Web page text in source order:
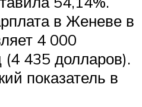
в Женеве в
4 000
435 долларов).
показатель в